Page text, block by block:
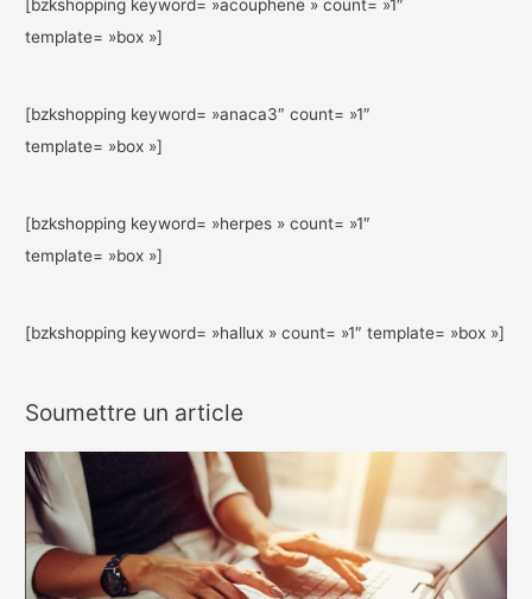
[bzkshopping keyword= »acouphene » count= »1″
template= »box »]
[bzkshopping keyword= »anaca3″ count= »1″
template= »box »]
[bzkshopping keyword= »herpes » count= »1″
template= »box »]
[bzkshopping keyword= »hallux » count= »1″ template= »box »]
Soumettre un article